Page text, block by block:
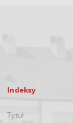
Indeksy
Tytuł